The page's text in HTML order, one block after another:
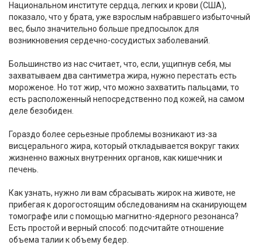
Национальном институте сердца, легких и крови (США),
показало, что у брата, уже взрослым набравшего избыточный
вес, было значительно больше предпосылок для
возникновения сердечно-сосудистых заболеваний.
Большинство из нас считает, что, если, ущипнув себя, мы
захватываем два сантиметра жира, нужно перестать есть
мороженое. Но тот жир, что можно захватить пальцами, то
есть расположенный непосредственно под кожей, на самом
деле безобиден.
Гораздо более серьезные проблемы возникают из-за
висцерального жира, который откладывается вокруг таких
жизненно важных внутренних органов, как кишечник и
печень.
Как узнать, нужно ли вам сбрасывать жирок на животе, не
прибегая к дорогостоящим обследованиям на сканирующем
томографе или с помощью магнитно-ядерного резонанса?
Есть простой и верный способ: подсчитайте отношение
объема талии к объему бедер.